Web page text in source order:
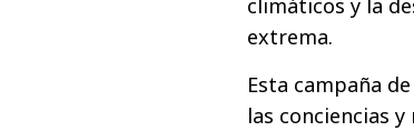
climáticos y la
extrema.
Esta campaña
las conciencias